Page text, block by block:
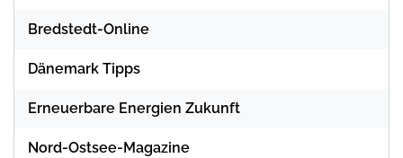
Bredstedt-Online
Dänemark Tipps
Erneuerbare Energien Zukunft
Nord-Ostsee-Magazine